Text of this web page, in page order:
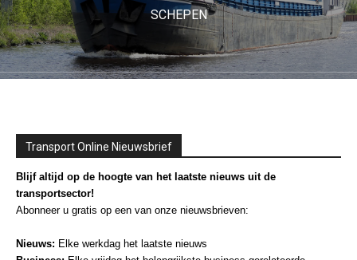
SCHEPEN
Transport Online Nieuwsbrief
Blijf altijd op de hoogte van het laatste nieuws uit de
transportsector!
Abonneer u gratis op een van onze nieuwsbrieven:
Nieuws: Elke werkdag het laatste nieuws